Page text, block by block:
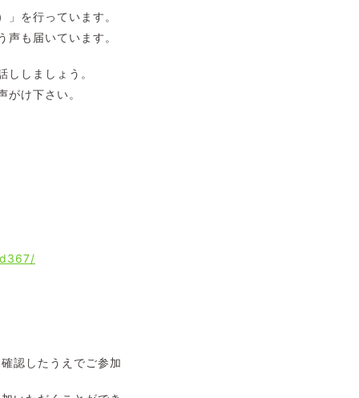
を行っています。
も届いています。
しましょう。
け下さい。
認したうえでご参加